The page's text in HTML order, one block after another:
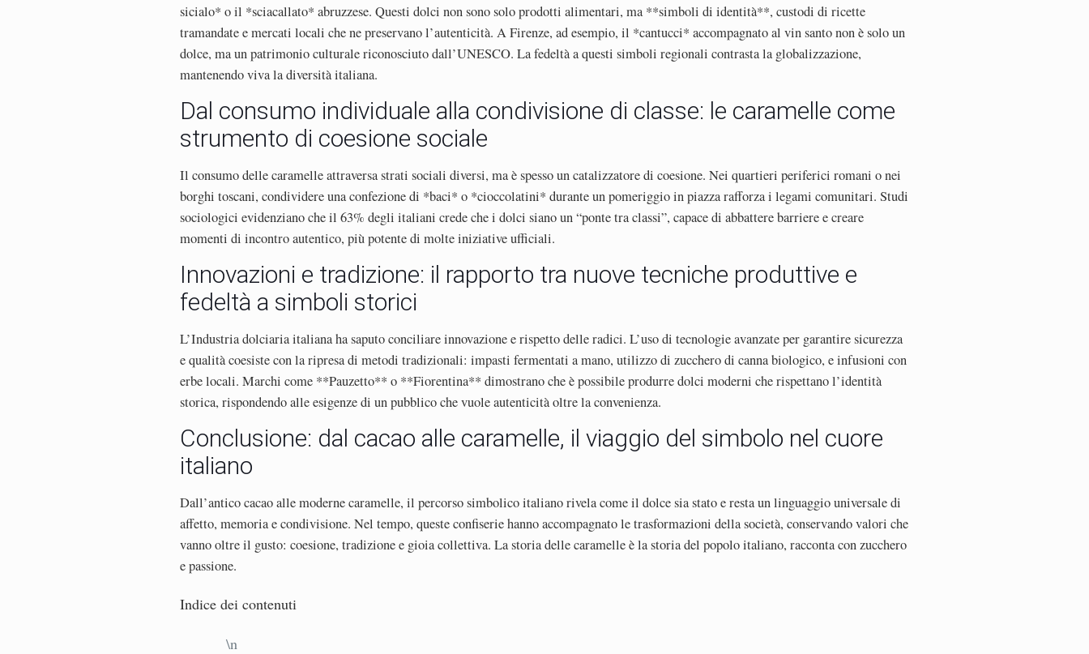
sicialo* o il *sciacallato* abruzzese. Questi dolci non sono solo prodotti alimentari, ma **simboli di identità**, custodi di ricette
tramandate e mercati locali che ne preservano l’autenticità. A Firenze, ad esempio, il *cantucci* accompagnato al vin santo non è solo un
dolce, ma un patrimonio culturale riconosciuto dall’UNESCO. La fedeltà a questi simboli regionali contrasta la globalizzazione,
mantenendo viva la diversità italiana.
Dal consumo individuale alla condivisione di classe: le caramelle come
strumento di coesione sociale
Il consumo delle caramelle attraversa strati sociali diversi, ma è spesso un catalizzatore di coesione. Nei quartieri periferici romani o nei
borghi toscani, condividere una confezione di *baci* o *cioccolatini* durante un pomeriggio in piazza rafforza i legami comunitari. Studi
sociologici evidenziano che il 63% degli italiani crede che i dolci siano un “ponte tra classi”, capace di abbattere barriere e creare
momenti di incontro autentico, più potente di molte iniziative ufficiali.
Innovazioni e tradizione: il rapporto tra nuove tecniche produttive e
fedeltà a simboli storici
L’Industria dolciaria italiana ha saputo conciliare innovazione e rispetto delle radici. L’uso di tecnologie avanzate per garantire sicurezza
e qualità coesiste con la ripresa di metodi tradizionali: impasti fermentati a mano, utilizzo di zucchero di canna biologico, e infusioni con
erbe locali. Marchi come **Pauzetto** o **Fiorentina** dimostrano che è possibile produrre dolci moderni che rispettano l’identità
storica, rispondendo alle esigenze di un pubblico che vuole autenticità oltre la convenienza.
Conclusione: dal cacao alle caramelle, il viaggio del simbolo nel cuore
italiano
Dall’antico cacao alle moderne caramelle, il percorso simbolico italiano rivela come il dolce sia stato e resta un linguaggio universale di
affetto, memoria e condivisione. Nel tempo, queste confiserie hanno accompagnato le trasformazioni della società, conservando valori che
vanno oltre il gusto: coesione, tradizione e gioia collettiva. La storia delle caramelle è la storia del popolo italiano, racconta con zucchero
e passione.
Indice dei contenuti
\n